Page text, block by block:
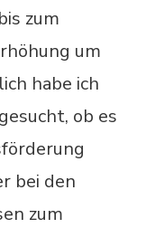
zum
um
habe ich
ob es
bei den
zum